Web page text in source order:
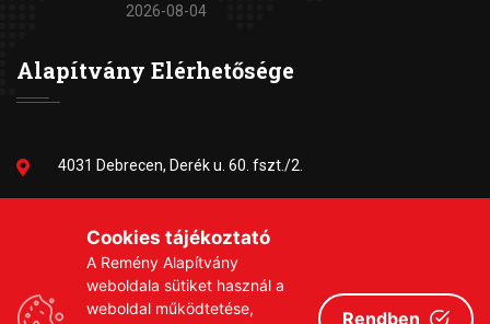
2026-08-04
Alapítvány Elérhetősége
4031 Debrecen, Derék u. 60. fszt./2.
remeny1999@gmail.com
Cookies tájékoztató
A Remény Alapítvány
weboldala sütiket használ a
weboldal működtetése,
Rendben